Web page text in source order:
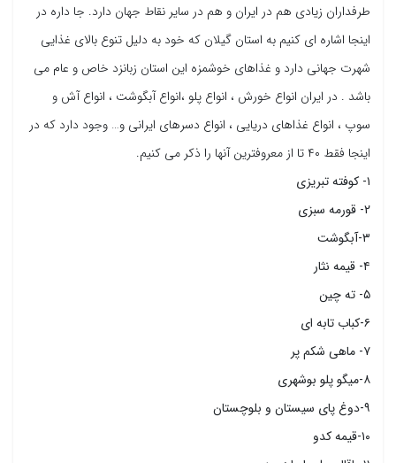
طرفداران زیادی هم در ایران و هم در سایر نقاط جهان دارد. جا داره در
اینجا اشاره ای کنیم به استان گیلان که خود به دلیل تنوع بالای غذایی
شهرت جهانی دارد و غذاهای خوشمزه این استان زبانزد خاص و عام می
باشد . در ایران انواع خورش ، انواع پلو ،انواع آبگوشت ، انواع آش و
سوپ ، انواع غذاهای دریایی ، انواع دسرهای ایرانی و… وجود دارد که در
اینجا فقط ۴۰ تا از معروفترین آنها را ذکر می کنیم.
۱- کوفته تبریزی
۲- قورمه سبزی
۳-آبگوشت
۴- قیمه نثار
۵- ته چین
۶-کباب تابه ای
۷- ماهی شکم پر
۸-میگو پلو بوشهری
۹-دوغ پای سیستان و بلوچستان
۱۰-قیمه کدو